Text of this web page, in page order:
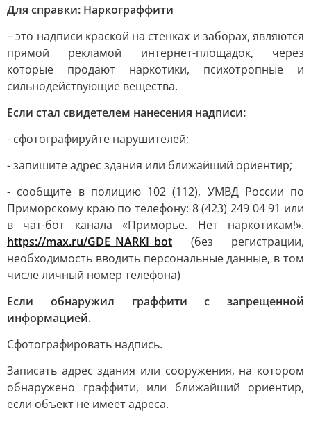
Для справки: Наркограффити
– это надписи краской на стенках и заборах, являются
прямой рекламой интернет-площадок, через
которые продают наркотики, психотропные и
сильнодействующие вещества.
Если стал свидетелем нанесения надписи:
- сфотографируйте нарушителей;
- запишите адрес здания или ближайший ориентир;
- сообщите в полицию 102 (112), УМВД России по
Приморскому краю по телефону: 8 (423) 249 04 91 или
в чат-бот канала «Приморье. Нет наркотикам!».
https://max.ru/GDE_NARKI_bot (без регистрации,
необходимость вводить персональные данные, в том
числе личный номер телефона)
Если обнаружил граффити с запрещенной
информацией.
Сфотографировать надпись.
Записать адрес здания или сооружения, на котором
обнаружено граффити, или ближайший ориентир,
если объект не имеет адреса.